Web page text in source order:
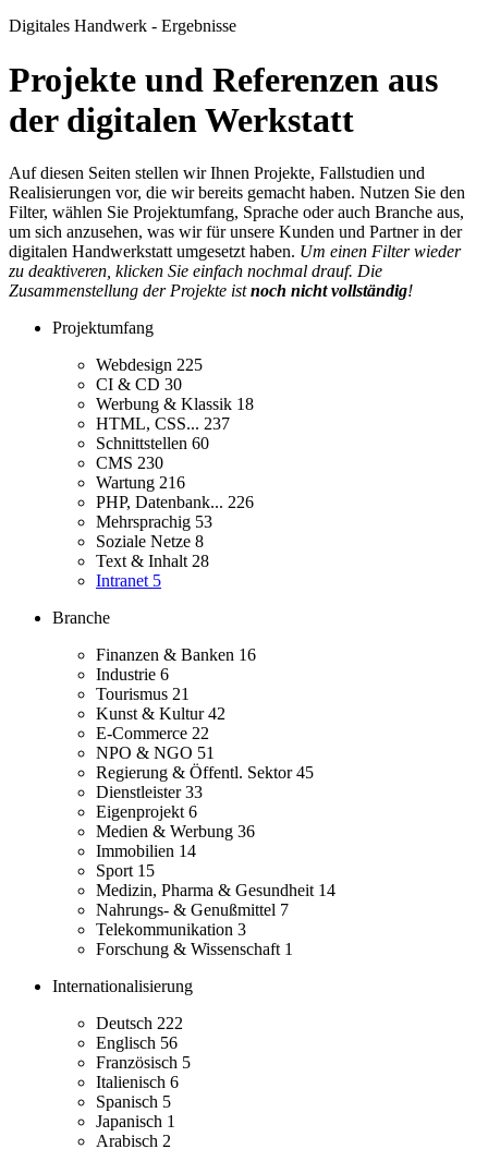
Digitales Handwerk - Ergebnisse
Projekte und Referenzen aus
der digitalen Werkstatt
Auf diesen Seiten stellen wir Ihnen Projekte, Fallstudien und
Realisierungen vor, die wir bereits gemacht haben. Nutzen Sie den
Filter, wählen Sie Projektumfang, Sprache oder auch Branche aus,
um sich anzusehen, was wir für unsere Kunden und Partner in der
digitalen Handwerkstatt umgesetzt haben. Um einen Filter wieder
zu deaktiveren, klicken Sie einfach nochmal drauf. Die
Zusammenstellung der Projekte istnoch nicht vollständig!
Projektumfang
Webdesign 225
CI & CD 30
Werbung & Klassik 18
HTML, CSS... 237
Schnittstellen 60
CMS 230
Wartung 216
PHP, Datenbank... 226
Mehrsprachig 53
Soziale Netze 8
Text & Inhalt 28
Intranet 5
Branche
Finanzen & Banken 16
Industrie 6
Tourismus 21
Kunst & Kultur42
E-Commerce 22
NPO & NGO 51
Regierung & Öffentl. Sektor45
Dienstleister33
Eigenprojekt 6
Medien & Werbung 36
Immobilien 14
Sport 15
Medizin, Pharma & Gesundheit 14
Nahrungs- & Genußmittel 7
Telekommunikation 3
Forschung & Wissenschaft 1
Internationalisierung
Deutsch 222
Englisch 56
Französisch 5
Italienisch 6
Spanisch 5
Japanisch 1
Arabisch 2